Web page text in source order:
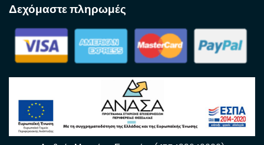
Δεχόμαστε πληρωμές